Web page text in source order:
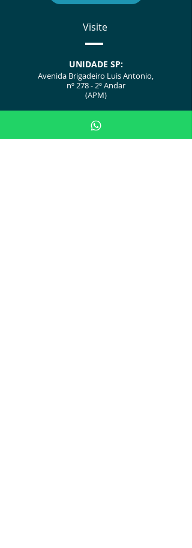
Visite
UNIDADE SP:
Avenida Brigadeiro Luis Antonio,
nº 278 - 2º Andar
(APM)
UNIDADE POA:
Av. Ipiranga, 5311